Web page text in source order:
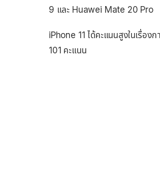
9 และ Huawei Mate 20 Pro
iPhone 11 ได้คะแนนสูงในเรื่อง
101 คะแนน